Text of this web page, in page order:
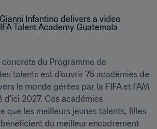
concrets du Programme de
talents est d’ouvrir 75 académies de
le monde gérées par la FIFA et l’AM
2027. Ces académies
que les meilleurs jeunes talents, filles
du meilleur encadrement